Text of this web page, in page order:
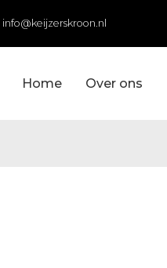
info@keijzerskroon.nl
Home Over ons